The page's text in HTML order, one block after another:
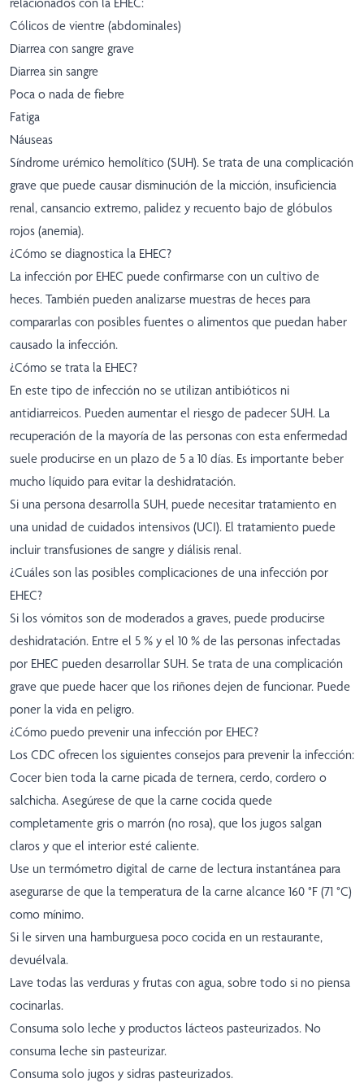
Cólicos de vientre (abdominales)
Diarrea con sangre grave
Diarrea sin sangre
Poca o nada de fiebre
Fatiga
Náuseas
Síndrome urémico hemolítico (SUH). Se trata de una complicación
grave que puede causar disminución de la micción, insuficiencia
renal, cansancio extremo, palidez y recuento bajo de glóbulos
rojos (anemia).
¿Cómo se diagnostica la EHEC?
La infección por EHEC puede confirmarse con un cultivo de
heces. También pueden analizarse muestras de heces para
compararlas con posibles fuentes o alimentos que puedan haber
causado la infección.
¿Cómo se trata la EHEC?
En este tipo de infección no se utilizan antibióticos ni
antidiarreicos. Pueden aumentar el riesgo de padecer SUH. La
recuperación de la mayoría de las personas con esta enfermedad
suele producirse en un plazo de 5 a 10 días. Es importante beber
mucho líquido para evitar la deshidratación.
Si una persona desarrolla SUH, puede necesitar tratamiento en
una unidad de cuidados intensivos (UCI). El tratamiento puede
incluir transfusiones de sangre y diálisis renal.
¿Cuáles son las posibles complicaciones de una infección por
EHEC?
Si los vómitos son de moderados a graves, puede producirse
deshidratación. Entre el 5 % y el 10 % de las personas infectadas
por EHEC pueden desarrollar SUH. Se trata de una complicación
grave que puede hacer que los riñones dejen de funcionar. Puede
poner la vida en peligro.
¿Cómo puedo prevenir una infección por EHEC?
Los CDC ofrecen los siguientes consejos para prevenir la infección:
Cocer bien toda la carne picada de ternera, cerdo, cordero o
salchicha. Asegúrese de que la carne cocida quede
completamente gris o marrón (no rosa), que los jugos salgan
claros y que el interior esté caliente.
Use un termómetro digital de carne de lectura instantánea para
asegurarse de que la temperatura de la carne alcance 160 °F (71 °C)
como mínimo.
Si le sirven una hamburguesa poco cocida en un restaurante,
devuélvala.
Lave todas las verduras y frutas con agua, sobre todo si no piensa
cocinarlas.
Consuma solo leche y productos lácteos pasteurizados. No
consuma leche sin pasteurizar.
Consuma solo jugos y sidras pasteurizados.